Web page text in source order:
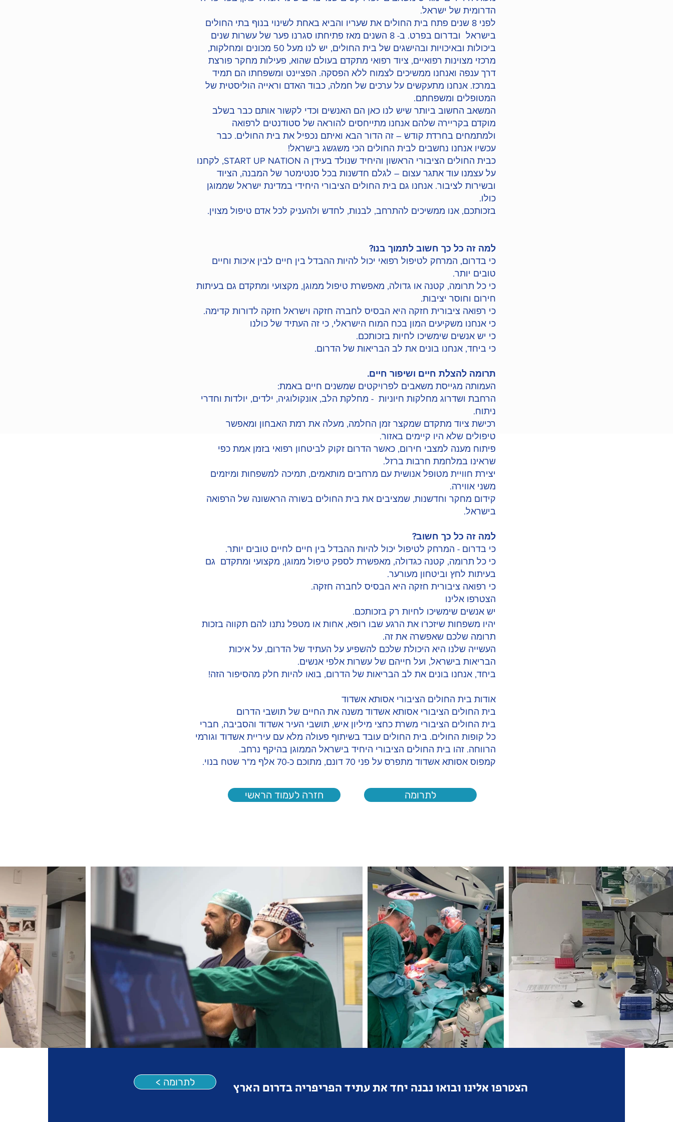
הדרומית של ישראל.
לפני 8 שנים פתח בית החולים את שעריו והביא באחת לשינוי בנוף בתי החולים
בישראל ובדרום בפרט. ב- 8 השנים מאז פתיחתו סגרנו פער של עשרות שנים
ביכולות ובאיכויות ובהישגים של בית החולים, יש לנו מעל 50 מכונים ומחלקות,
מרכזי מצוינות רפואיים, ציוד רפואי מתקדם בעולם שהוא, פעילות מחקר פורצת
דרך ענפה ואנחנו ממשיכים לצמוח ללא הפסקה. הפציינט ומשפחתו הם תמיד
במרכז. אנחנו מתעקשים על ערכים של חמלה, כבוד האדם וראייה הוליסטית של
המטופלים ומשפחתם.
המשאב החשוב ביותר שיש לנו כאן הם האנשים וכדי לקשור אותם כבר בשלב
מוקדם בקריירה שלהם אנחנו מתייחסים להוראה של סטודנטים לרפואה
ולמתמחים בחרדת קודש – זה הדור הבא ואיתם נכפיל את בית החולים. כבר
עכשיו אנחנו נחשבים לבית החולים הכי משגשג בישראל!
כבית החולים הציבורי הראשון והיחיד שנולד בעידן ה START UP NATION, לקחנו
על עצמנו עוד אתגר עצום – לגלם חדשנות בכל סנטימטר של המבנה, הציוד
ובשירות לציבור. אנחנו גם בית החולים הציבורי היחידי במדינת ישראל שממוגן
כולו.
בזכותכם, אנו ממשיכים להתרחב, לבנות, לחדש ולהעניק לכל אדם טיפול מצוין.
למה זה כל כך חשוב לתמוך בנו?
כי בדרום, המרחק לטיפול רפואי יכול להיות ההבדל בין חיים לבין איכות וחיים
טובים יותר.
כי כל תרומה, קטנה או גדולה, מאפשרת טיפול ממוגן, מקצועי ומתקדם גם בעיתות
חירום וחוסר יציבות.
כי רפואה ציבורית חזקה היא הבסיס לחברה חזקה וישראל חזקה לדורות קדימה.
כי אנחנו משקיעים המון בכח המוח הישראלי, כי זה העתיד של כולנו
כי יש אנשים שימשיכו לחיות בזכותכם.
כי ביחד, אנחנו בונים את לב הבריאות של הדרום.
תרומה להצלת חיים ושיפור חיים.
העמותה מגייסת משאבים לפרויקטים שמשנים חיים באמת:
הרחבת ושדרוג מחלקות חיוניות - מחלקת הלב, אונקולוגיה, ילדים, יולדות וחדרי
ניתוח.
רכישת ציוד מתקדם שמקצר זמן החלמה, מעלה את רמת האבחון ומאפשר
טיפולים שלא היו קיימים באזור.
פיתוח מענה למצבי חירום, כאשר הדרום זקוק לביטחון רפואי בזמן אמת כפי
שראינו במלחמת חרבות ברזל.
יצירת חוויית מטופל אנושית עם מרחבים מותאמים, תמיכה למשפחות ומיזמים
משני אווירה.
קידום מחקר וחדשנות, שמציבים את בית החולים בשורה הראשונה של הרפואה
בישראל.
למה זה כל כך חשוב?
כי בדרום - המרחק לטיפול יכול להיות ההבדל בין חיים לחיים טובים יותר.
כי כל תרומה, קטנה כגדולה, מאפשרת לספק טיפול ממוגן, מקצועי ומתקדם גם
בעיתות לחץ וביטחון מעורער.
כי רפואה ציבורית חזקה היא הבסיס לחברה חזקה.
הצטרפו אלינו
יש אנשים שימשיכו לחיות רק בזכותכם.
יהיו משפחות שיזכרו את הרגע שבו רופא, אחות או מטפל נתנו להם תקווה בזכות
תרומה שלכם שאפשרה את זה.
העשייה שלנו היא היכולת שלכם להשפיע על העתיד של הדרום, על איכות
הבריאות בישראל, ועל חייהם של עשרות אלפי אנשים.
ביחד, אנחנו בונים את לב הבריאות של הדרום, בואו להיות חלק מהסיפור הזה!
אודות בית החולים הציבורי אסותא אשדוד
בית החולים הציבורי אסותא אשדוד משנה את החיים של תושבי הדרום
בית החולים הציבורי משרת כחצי מיליון איש, תושבי העיר אשדוד והסביבה, חברי
כל קופות החולים. בית החולים עובד בשיתוף פעולה מלא עם עיריית אשדוד וגורמי
הרווחה. זהו בית החולים הציבורי היחיד בישראל הממוגן בהיקף נרחב.
קמפוס אסותא אשדוד מתפרס על פני 70 דונם, מתוכם כ-70 אלף מ"ר שטח בנוי.
חזרה לעמוד הראשי לתרומה
< לתרומה הצטרפו אלינו ובואו נבנה יחד את עתיד הפריפריה בדרום הארץ